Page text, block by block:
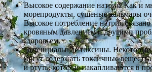
Высокое содержание натрия. Как и
морепродукты, сушеные кальмары
Высокое потребление натрия
кровяным давлением и другими
здоровьем.
Потенциальные токсины. Некоторые
могут содержать токсичные
и ртуть, которые накапливаются в